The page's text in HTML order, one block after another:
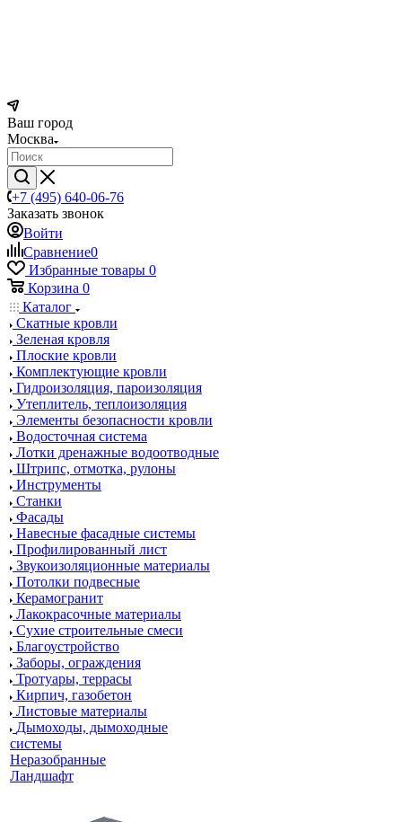
Ваш город
Москва
+7 (495) 640-06-76
Заказать звонок
Войти
Сравнение0
Избранные товары 0
Корзина 0
Каталог
Скатные кровли
Зеленая кровля
Плоские кровли
Комплектующие кровли
Гидроизоляция, пароизоляция
Утеплитель, теплоизоляция
Элементы безопасности кровли
Водосточная система
Лотки дренажные водоотводные
Штрипс, отмотка, рулоны
Инструменты
Станки
Фасады
Навесные фасадные системы
Профилированный лист
Звукоизоляционные материалы
Потолки подвесные
Керамогранит
Лакокрасочные материалы
Сухие строительные смеси
Благоустройство
Заборы, ограждения
Тротуары, террасы
Кирпич, газобетон
Листовые материалы
Дымоходы, дымоходные
системы
Неразобранные
Ландшафт